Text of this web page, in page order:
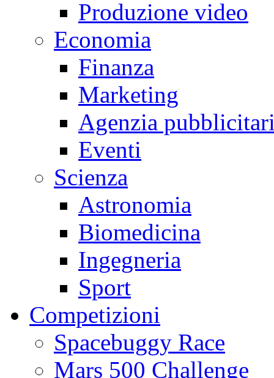
Produzione video
Economia
Finanza
Marketing
Agenzia
Eventi
Scienza
Astronomia
Biomedicina
Ingegneria
Sport
Competizioni
Spacebuggy Race
Mars 500 Challenge